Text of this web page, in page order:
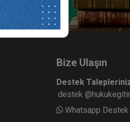
Bize Ulaşın
Destek
destek
Whatsapp Destek